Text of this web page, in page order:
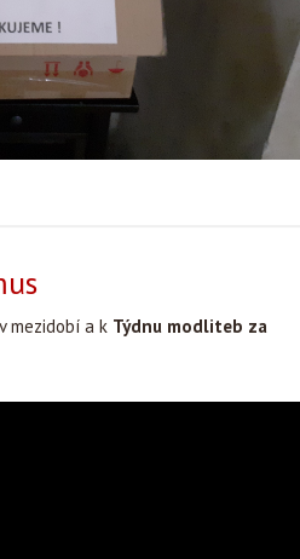
mezidobí a k Týdnu modliteb za